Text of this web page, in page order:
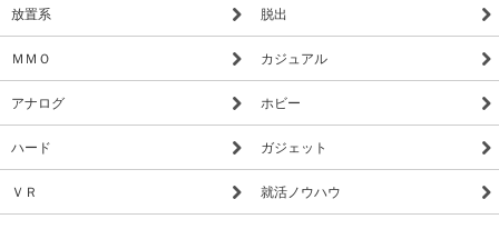
放置系 脱出
ＭＭＯ カジュアル
アナログ ホビー
ハード ガジェット
ＶＲ 就活ノウハウ